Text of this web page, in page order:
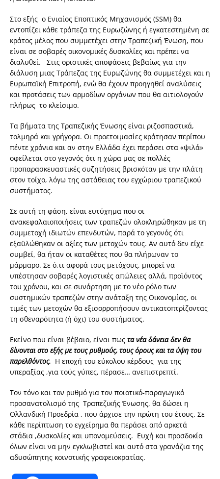
Στο εξής ο Ενιαίος Εποπτικός Μηχανισμός (SSM) θα
εντοπίζει κάθε τράπεζα της Ευρωζώνης ή εγκατεστημένη σε
κράτος μέλος που συμμετέχει στην Τραπεζική Ένωση, που
είναι σε σοβαρές οικονομικές δυσκολίες και πρέπει να
διαλυθεί. Στις οριστικές αποφάσεις βεβαίως για την
διάλυση μιας Τράπεζας της Ευρωζώνης θα συμμετέχει και η
Ευρωπαϊκή Επιτροπή, ενώ θα έχουν προηγηθεί αναλύσεις
και προτάσεις των αρμοδίων οργάνων που θα αιτιολογούν
πλήρως το κλείσιμο.
Τα βήματα της Τραπεζικής Ένωσης είναι ριζοσπαστικά,
τολμηρά και γρήγορα. Οι προετοιμασίες κράτησαν περίπου
πέντε χρόνια και αν στην Ελλάδα έχει περάσει στα «ψιλά»
οφείλεται στο γεγονός ότι η χώρα μας σε πολλές
προπαρασκευαστικές συζητήσεις βρισκόταν με την πλάτη
στον τοίχο, λόγω της αστάθειας του εγχώριου τραπεζικού
συστήματος.
Σε αυτή τη φάση, είναι ευτύχημα που οι
ανακεφαλαιοποιήσεις των τραπεζών ολοκληρώθηκαν με τη
συμμετοχή ιδιωτών επενδυτών, παρά το γεγονός ότι
εξαϋλώθηκαν οι αξίες των μετοχών τους. Αν αυτό δεν είχε
συμβεί, θα ήταν οι καταθέτες που θα πλήρωναν το
μάρμαρο. Σε ό,τι αφορά τους μετόχους, μπορεί να
υπέστησαν σοβαρές λογιστικές απώλειες αλλά, προϊόντος
του χρόνου, και σε συνάρτηση με το νέο ρόλο των
συστημικών τραπεζών στην ανάταξη της Οικονομίας, οι
τιμές των μετοχών θα εξισορροπήσουν αντικατοπτρίζοντας
τη σθεναρότητα (ή όχι) του συστήματος.
Εκείνο που είναι βέβαιο, είναι πως τα νέα δάνεια δεν θα
δίνονται στο εξής με τους ρυθμούς, τους όρους και τα ύψη του
παρελθόντος. Η εποχή του εύκολου κέρδους για της
υπεραξίας ,για τούς γύπες, πέρασε… ανεπιστρεπτί.
Τον τόνο και τον ρυθμό για τον ποιοτικό-παραγωγικό
προσανατολισμό της Τραπεζικής Ένωσης, θα δώσει η
Ολλανδική Προεδρία , που άρχισε την πρώτη του έτους. Σε
κάθε περίπτωση το εγχείρημα θα περάσει από αρκετά
στάδια ,δυσκολίες και υπονομεύσεις. Ευχή και προσδοκία
όλων είναι να μην εγκλωβιστεί και αυτό στα γρανάζια της
αδυσώπητης κοινοτικής γραφειοκρατίας.